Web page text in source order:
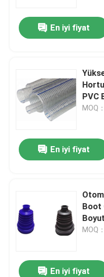
En iyi fiyat
PVC
MOQ
En iyi fiyat
Boot
Boyut
MOQ
En iyi fiyat